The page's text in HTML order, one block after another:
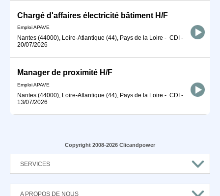
Chargé d'affaires électricité bâtiment H/F
Emploi APAVE
Nantes (44000), Loire-Atlantique (44), Pays de la Loire - CDI -
20/07/2026
Manager de proximité H/F
Emploi APAVE
Nantes (44000), Loire-Atlantique (44), Pays de la Loire - CDI -
13/07/2026
Copyright 2008-2026 Clicandpower
SERVICES
A PROPOS DE NOUS